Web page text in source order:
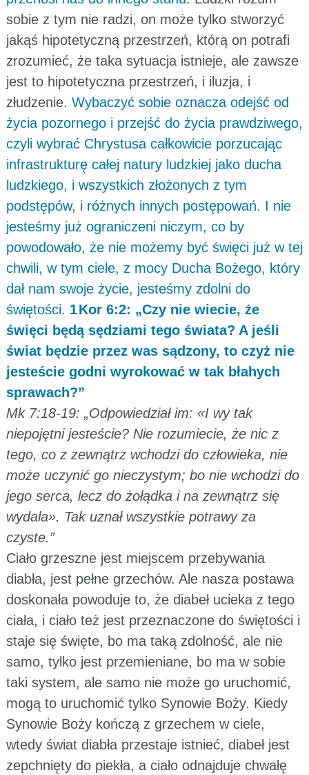
sobie z tym nie radzi, on może tylko stworzyć
jakąś hipotetyczną przestrzeń, którą on potrafi
zrozumieć, że taka sytuacja istnieje, ale zawsze
jest to hipotetyczna przestrzeń, i iluzja, i
złudzenie. Wybaczyć sobie oznacza odejść od
życia pozornego i przejść do życia prawdziwego,
czyli wybrać Chrystusa całkowicie porzucając
infrastrukturę całej natury ludzkiej jako ducha
ludzkiego, i wszystkich złożonych z tym
podstępów, i różnych innych postępowań. I nie
jesteśmy już ograniczeni niczym, co by
powodowało, że nie możemy być święci już w tej
chwili, w tym ciele, z mocy Ducha Bożego, który
dał nam swoje życie, jesteśmy zdolni do
świętości. 1 Kor 6:2: „Czy nie wiecie, że
święci będą sędziami tego świata? A jeśli
świat będzie przez was sądzony, to czyż nie
jesteście godni wyrokować w tak błahych
sprawach?”
Mk 7:18-19: „Odpowiedział im: «I wy tak
niepojętni jesteście? Nie rozumiecie, że nic z
tego, co z zewnątrz wchodzi do człowieka, nie
może uczynić go nieczystym; bo nie wchodzi do
jego serca, lecz do żołądka i na zewnątrz się
wydala». Tak uznał wszystkie potrawy za
czyste.”
Ciało grzeszne jest miejscem przebywania
diabła, jest pełne grzechów. Ale nasza postawa
doskonała powoduje to, że diabeł ucieka z tego
ciała, i ciało też jest przeznaczone do świętości i
staje się święte, bo ma taką zdolność, ale nie
samo, tylko jest przemieniane, bo ma w sobie
taki system, ale samo nie może go uruchomić,
mogą to uruchomić tylko Synowie Boży. Kiedy
Synowie Boży kończą z grzechem w ciele,
wtedy świat diabła przestaje istnieć, diabeł jest
zepchnięty do piekła, a ciało odnajduje chwałę